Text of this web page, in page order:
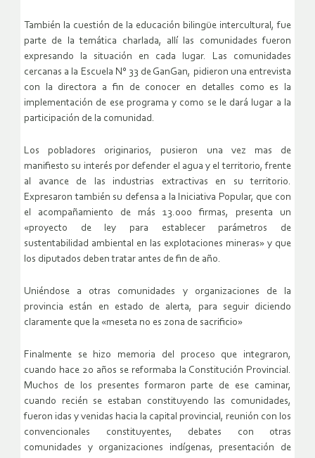
También la cuestión de la educación bilingüe intercultural, fue
parte de la temática charlada, allí las comunidades fueron
expresando la situación en cada lugar. Las comunidades
cercanas a la Escuela N° 33 de GanGan, pidieron una entrevista
con la directora a fin de conocer en detalles como es la
implementación de ese programa y como se le dará lugar a la
participación de la comunidad.
Los pobladores originarios, pusieron una vez mas de
manifiesto su interés por defender el agua y el territorio, frente
al avance de las industrias extractivas en su territorio.
Expresaron también su defensa a la Iniciativa Popular, que con
el acompañamiento de más 13.000 firmas, presenta un
«proyecto de ley para establecer parámetros de
sustentabilidad ambiental en las explotaciones mineras» y que
los diputados deben tratar antes de fin de año.
Uniéndose a otras comunidades y organizaciones de la
provincia están en estado de alerta, para seguir diciendo
claramente que la «meseta no es zona de sacrificio»
Finalmente se hizo memoria del proceso que integraron,
cuando hace 20 años se reformaba la Constitución Provincial.
Muchos de los presentes formaron parte de ese caminar,
cuando recién se estaban constituyendo las comunidades,
fueron idas y venidas hacia la capital provincial, reunión con los
convencionales constituyentes, debates con otras
comunidades y organizaciones indígenas, presentación de